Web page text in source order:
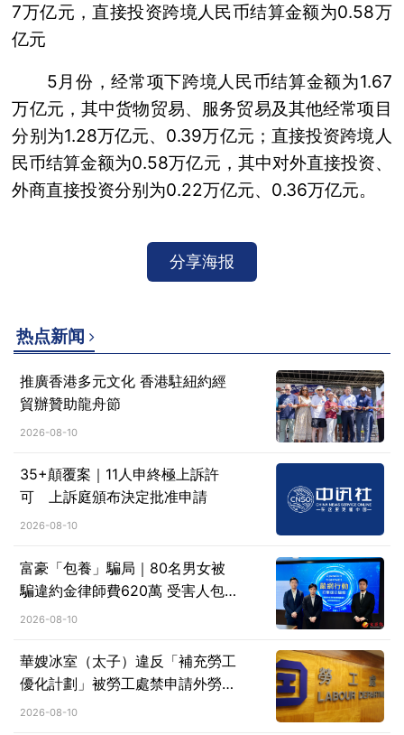
7万亿元，直接投资跨境人民币结算金额为0.58万
亿元
5月份，经常项下跨境人民币结算金额为1.67
万亿元，其中货物贸易、服务贸易及其他经常项目
分别为1.28万亿元、0.39万亿元；直接投资跨境人
民币结算金额为0.58万亿元，其中对外直接投资、
外商直接投资分别为0.22万亿元、0.36万亿元。
分享海报
热点新闻
推廣香港多元文化 香港駐紐約經
貿辦贊助龍舟節
2026-08-10
35+顛覆案｜11人申終極上訴許
可 上訴庭頒布決定批准申請
2026-08-10
富豪「包養」騙局｜80名男女被
騙違約金律師費620萬 受害人包
2026-08-10
華嫂冰室（太子）違反「補充勞工
優化計劃」被勞工處禁申請外勞一
年
2026-08-10